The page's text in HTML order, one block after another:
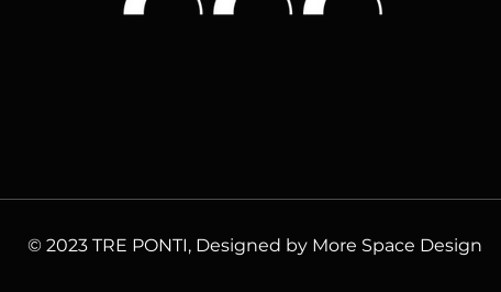
© 2023 TRE PONTI, Designed by More Space Design